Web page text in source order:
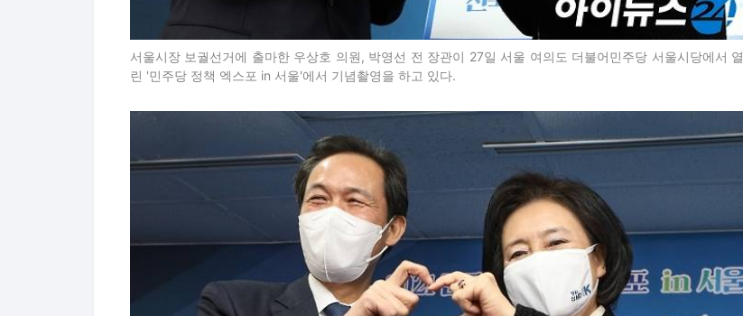
서울시장 보궐선거에 출마한 우상호 의원, 박영선 전 장관이 27일 서울 여의도 더불어민주당 서울시당에서 열
린 '민주당 정책 엑스포 in 서울'에서 기념촬영을 하고 있다.